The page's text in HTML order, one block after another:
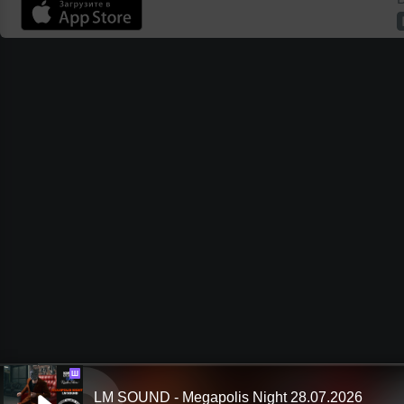
Ш
LM SOUND - Megapolis Night 28.07.2026